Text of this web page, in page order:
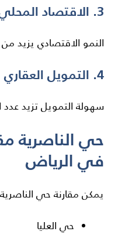
3. الاقتصاد المحلي
النمو الاقتصادي يزيد
4. التمويل العقاري
سهولة التمويل تزيد
حي الناصرية
في الرياض
يمكن مقارنة حي
حي العليا